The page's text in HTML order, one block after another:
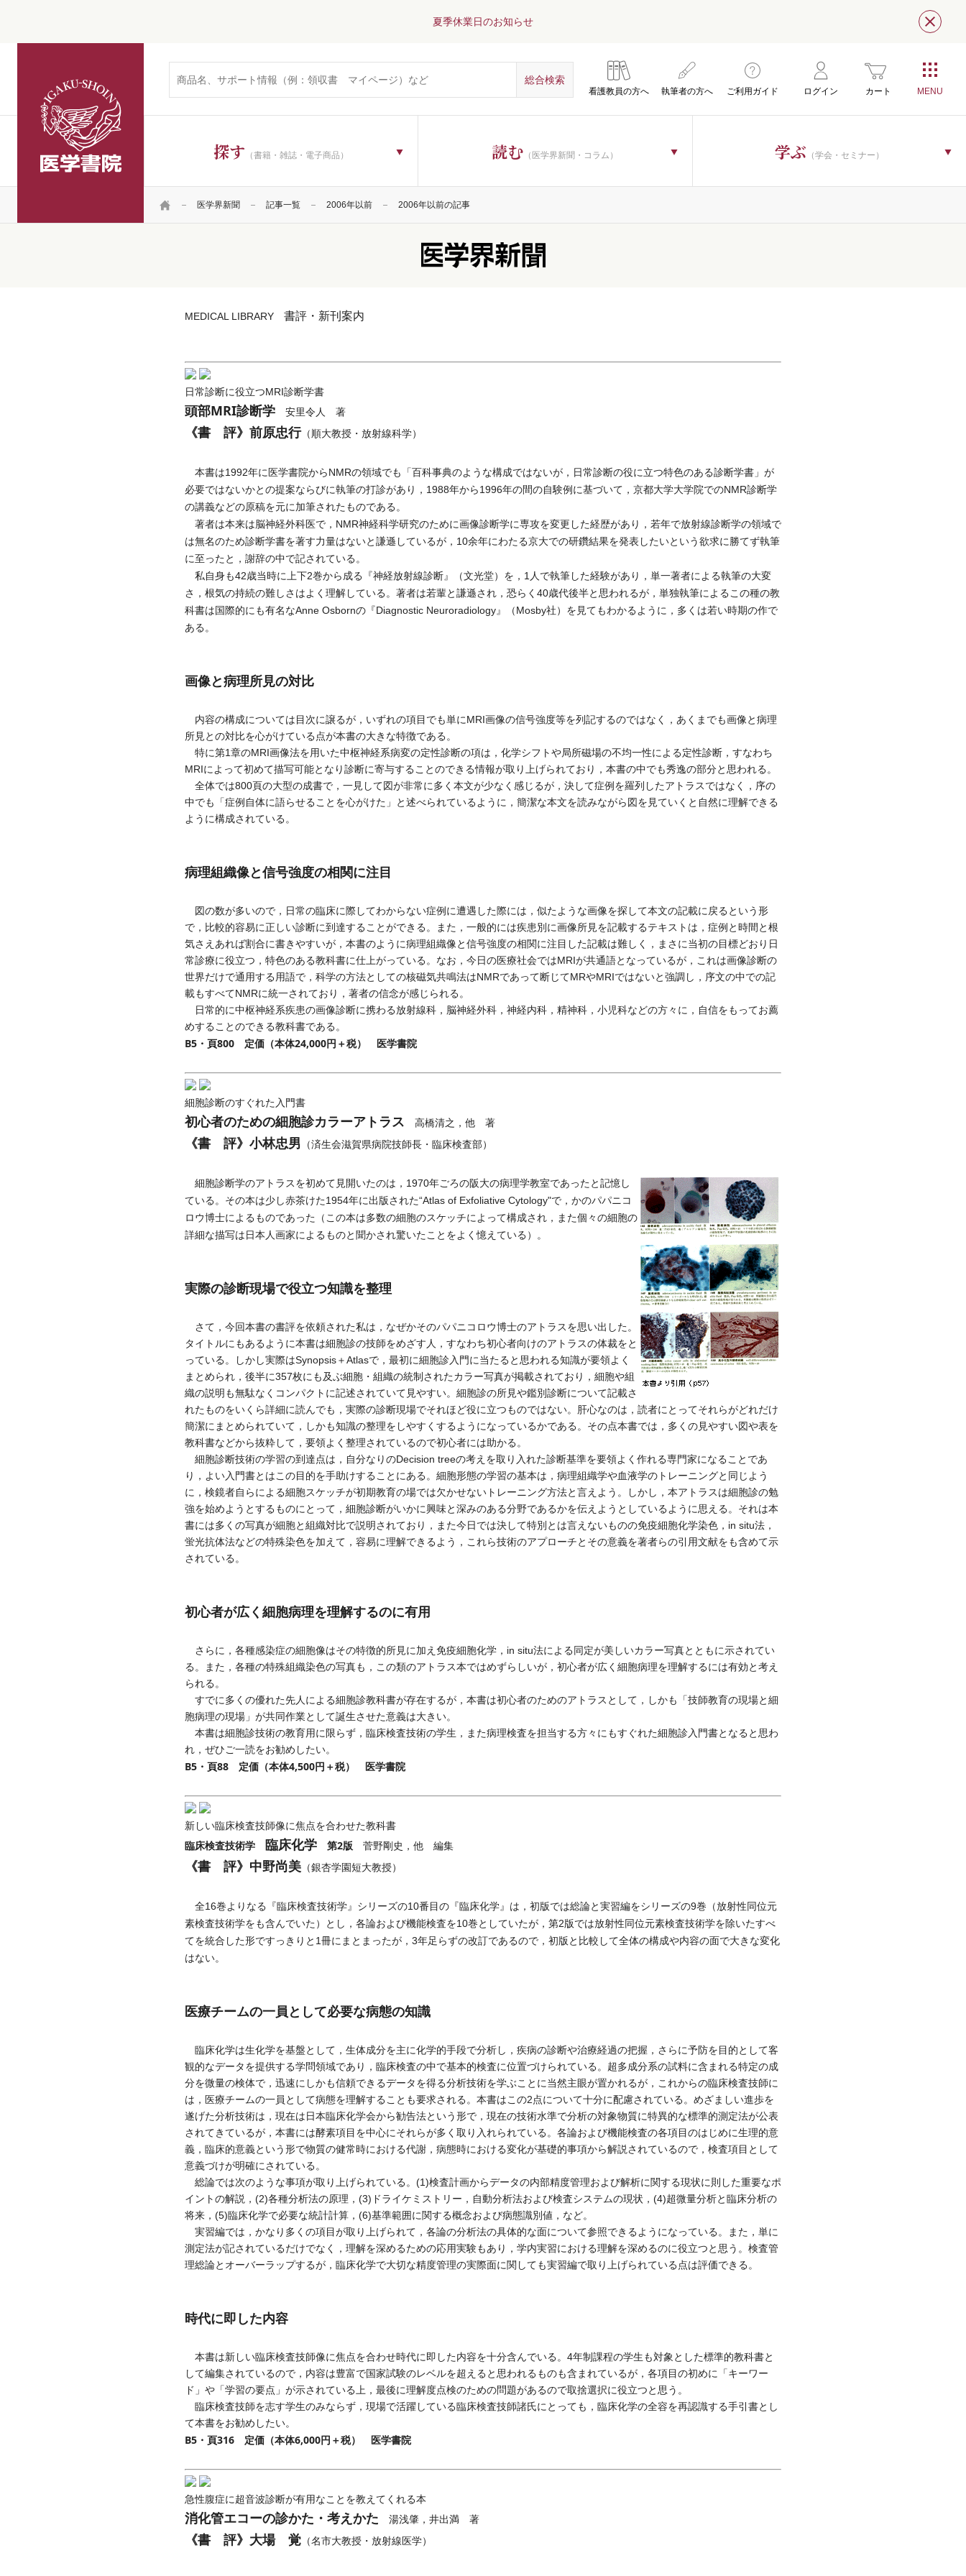
夏季休業日のお知らせ 閉じ
看護教員の方へ 執筆者の方へ ご利用ガイド ログイン カート
探す （書籍・雑誌・電子商品） 読む （医学界新聞・コラム） 学ぶ （学会・セミナー）
HOME 医学界新聞 記事一覧 2006年以前 2006年以前の記事
MEDICAL LIBRARY 書評・新刊案内
日常診断に役立つMRI診断学書
頭部MRI診断学 安里令人 著
《書 評》前原忠行（順大教授・放射線科学）
本書は1992年に医学書院からNMRの領域でも「百科事典のような構成ではないが，日常診断の役に立つ特色のある診断学書」が
必要ではないかとの提案ならびに執筆の打診があり，1988年から1996年の間の自験例に基づいて，京都大学大学院でのNMR診断学
の講義などの原稿を元に加筆されたものである。
著者は本来は脳神経外科医で，NMR神経科学研究のために画像診断学に専攻を変更した経歴があり，若年で放射線診断学の領域で
は無名のため診断学書を著す力量はないと謙遜しているが，10余年にわたる京大での研鑽結果を発表したいという欲求に勝てず執筆
に至ったと，謝辞の中で記されている。
私自身も42歳当時に上下2巻から成る『神経放射線診断』（文光堂）を，1人で執筆した経験があり，単一著者による執筆の大変
さ，根気の持続の難しさはよく理解している。著者は若輩と謙遜され，恐らく40歳代後半と思われるが，単独執筆によるこの種の教
科書は国際的にも有名なAnne Osbornの『Diagnostic Neuroradiology』（Mosby社）を見てもわかるように，多くは若い時期の作で
ある。
画像と病理所見の対比
内容の構成については目次に譲るが，いずれの項目でも単にMRI画像の信号強度等を列記するのではなく，あくまでも画像と病理
所見との対比を心がけている点が本書の大きな特徴である。
特に第1章のMRI画像法を用いた中枢神経系病変の定性診断の項は，化学シフトや局所磁場の不均一性による定性診断，すなわち
MRIによって初めて描写可能となり診断に寄与することのできる情報が取り上げられており，本書の中でも秀逸の部分と思われる。
全体では800頁の大型の成書で，一見して図が非常に多く本文が少なく感じるが，決して症例を羅列したアトラスではなく，序の
中でも「症例自体に語らせることを心がけた」と述べられているように，簡潔な本文を読みながら図を見ていくと自然に理解できる
ように構成されている。
病理組織像と信号強度の相関に注目
図の数が多いので，日常の臨床に際してわからない症例に遭遇した際には，似たような画像を探して本文の記載に戻るという形
で，比較的容易に正しい診断に到達することができる。また，一般的には疾患別に画像所見を記載するテキストは，症例と時間と根
気さえあれば割合に書きやすいが，本書のように病理組織像と信号強度の相関に注目した記載は難しく，まさに当初の目標どおり日
常診療に役立つ，特色のある教科書に仕上がっている。なお，今日の医療社会ではMRIが共通語となっているが，これは画像診断の
世界だけで通用する用語で，科学の方法としての核磁気共鳴法はNMRであって断じてMRやMRIではないと強調し，序文の中での記
載もすべてNMRに統一されており，著者の信念が感じられる。
日常的に中枢神経系疾患の画像診断に携わる放射線科，脳神経外科，神経内科，精神科，小児科などの方々に，自信をもってお薦
めすることのできる教科書である。
B5・頁800 定価（本体24,000円＋税） 医学書院
細胞診断のすぐれた入門書
初心者のための細胞診カラーアトラス 高橋清之，他 著
《書 評》小林忠男 （済生会滋賀県病院技師長・臨床検査部）
細胞診断学のアトラスを初めて見開いたのは，1970年ごろの阪大の病理学教室であったと記憶し
ている。その本は少し赤茶けた1954年に出版された“Atlas of Exfoliative Cytology"で，かのパパニコ
ロウ博士によるものであった（この本は多数の細胞のスケッチによって構成され，また個々の細胞の
詳細な描写は日本人画家によるものと聞かされ驚いたことをよく憶えている）。
実際の診断現場で役立つ知識を整理
さて，今回本書の書評を依頼された私は，なぜかそのパパニコロウ博士のアトラスを思い出した。
タイトルにもあるように本書は細胞診の技師をめざす人，すなわち初心者向けのアトラスの体裁をと
っている。しかし実際はSynopsis＋Atlasで，最初に細胞診入門に当たると思われる知識が要領よく
まとめられ，後半に357枚にも及ぶ細胞・組織の統制されたカラー写真が掲載されており，細胞や組
織の説明も無駄なくコンパクトに記述されていて見やすい。細胞診の所見や鑑別診断について記載さ
れたものをいくら詳細に読んでも，実際の診断現場でそれほど役に立つものではない。肝心なのは，読者にとってそれらがどれだけ
簡潔にまとめられていて，しかも知識の整理をしやすくするようになっているかである。その点本書では，多くの見やすい図や表を
教科書などから抜粋して，要領よく整理されているので初心者には助かる。
細胞診断技術の学習の到達点は，自分なりのDecision treeの考えを取り入れた診断基準を要領よく作れる専門家になることであ
り，よい入門書とはこの目的を手助けすることにある。細胞形態の学習の基本は，病理組織学や血液学のトレーニングと同じよう
に，検鏡者自らによる細胞スケッチが初期教育の場では欠かせないトレーニング方法と言えよう。しかし，本アトラスは細胞診の勉
強を始めようとするものにとって，細胞診断がいかに興味と深みのある分野であるかを伝えようとしているように思える。それは本
書には多くの写真が細胞と組織対比で説明されており，また今日では決して特別とは言えないものの免疫細胞化学染色，in situ法，
蛍光抗体法などの特殊染色を加えて，容易に理解できるよう，これら技術のアプローチとその意義を著者らの引用文献をも含めて示
されている。
初心者が広く細胞病理を理解するのに有用
さらに，各種感染症の細胞像はその特徴的所見に加え免疫細胞化学，in situ法による同定が美しいカラー写真とともに示されてい
る。また，各種の特殊組織染色の写真も，この類のアトラス本ではめずらしいが，初心者が広く細胞病理を理解するには有効と考え
られる。
すでに多くの優れた先人による細胞診教科書が存在するが，本書は初心者のためのアトラスとして，しかも「技師教育の現場と細
胞病理の現場」が共同作業として誕生させた意義は大きい。
本書は細胞診技術の教育用に限らず，臨床検査技術の学生，また病理検査を担当する方々にもすぐれた細胞診入門書となると思わ
れ，ぜひご一読をお勧めしたい。
B5・頁88 定価（本体4,500円＋税） 医学書院
新しい臨床検査技師像に焦点を合わせた教科書
臨床検査技術学 臨床化学 第2版 菅野剛史，他 編集
《書 評》中野尚美 （銀杏学園短大教授）
全16巻よりなる『臨床検査技術学』シリーズの10番目の『臨床化学』は，初版では総論と実習編をシリーズの9巻（放射性同位元
素検査技術学をも含んでいた）とし，各論および機能検査を10巻としていたが，第2版では放射性同位元素検査技術学を除いたすべ
てを統合した形ですっきりと1冊にまとまったが，3年足らずの改訂であるので，初版と比較して全体の構成や内容の面で大きな変化
はない。
医療チームの一員として必要な病態の知識
臨床化学は生化学を基盤として，生体成分を主に化学的手段で分析し，疾病の診断や治療経過の把握，さらに予防を目的として客
観的なデータを提供する学問領域であり，臨床検査の中で基本的検査に位置づけられている。超多成分系の試料に含まれる特定の成
分を微量の検体で，迅速にしかも信頼できるデータを得る分析技術を学ぶことに当然主眼が置かれるが，これからの臨床検査技師に
は，医療チームの一員として病態を理解することも要求される。本書はこの2点について十分に配慮されている。めざましい進歩を
遂げた分析技術は，現在は日本臨床化学会から勧告法という形で，現在の技術水準で分析の対象物質に特異的な標準的測定法が公表
されてきているが，本書には酵素項目を中心にそれらが多く取り入れられている。各論および機能検査の各項目のはじめに生理的意
義，臨床的意義という形で物質の健常時における代謝，病態時における変化が基礎的事項から解説されているので，検査項目として
意義づけが明確にされている。
総論では次のような事項が取り上げられている。(1)検査計画からデータの内部精度管理および解析に関する現状に則した重要なポ
イントの解説，(2)各種分析法の原理，(3)ドライケミストリー，自動分析法および検査システムの現状，(4)超微量分析と臨床分析の
将来，(5)臨床化学で必要な統計計算，(6)基準範囲に関する概念および病態識別値，など。
実習編では，かなり多くの項目が取り上げられて，各論の分析法の具体的な面について参照できるようになっている。また，単に
測定法が記されているだけでなく，理解を深めるための応用実験もあり，学内実習における理解を深めるのに役立つと思う。検査管
理総論とオーバーラップするが，臨床化学で大切な精度管理の実際面に関しても実習編で取り上げられている点は評価できる。
時代に即した内容
本書は新しい臨床検査技師像に焦点を合わせ時代に即した内容を十分含んでいる。4年制課程の学生も対象とした標準的教科書と
して編集されているので，内容は豊富で国家試験のレベルを超えると思われるものも含まれているが，各項目の初めに「キーワー
ド」や「学習の要点」が示されている上，最後に理解度点検のための問題があるので取捨選択に役立つと思う。
臨床検査技師を志す学生のみならず，現場で活躍している臨床検査技師諸氏にとっても，臨床化学の全容を再認識する手引書とし
て本書をお勧めしたい。
B5・頁316 定価（本体6,000円＋税） 医学書院
急性腹症に超音波診断が有用なことを教えてくれる本
消化管エコーの診かた・考えかた 湯浅肇，井出満 著
《書 評》大場 覚 （名市大教授・放射線医学）